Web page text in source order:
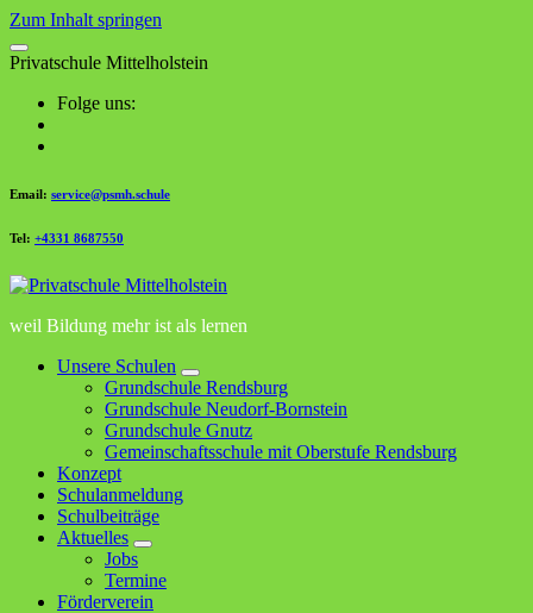
Zum Inhalt springen
Privatschule Mittelholstein
Folge uns:
Email: service@psmh.schule
Tel: +4331 8687550
weil Bildung mehr ist als lernen
Unsere Schulen
Grundschule Rendsburg
Grundschule Neudorf-Bornstein
Grundschule Gnutz
Gemeinschaftsschule mit Oberstufe Rendsburg
Konzept
Schulanmeldung
Schulbeiträge
Aktuelles
Jobs
Termine
Förderverein